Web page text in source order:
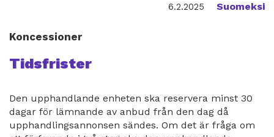
6.2.2025 Suomeksi
Koncessioner
Tidsfrister
Den upphandlande enheten ska reservera minst 30
dagar för lämnande av anbud från den dag då
upphandlingsannonsen sändes. Om det är fråga om